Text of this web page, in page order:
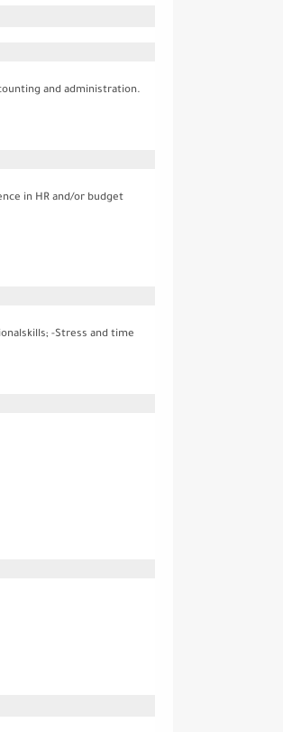
and administration.
in HR and/or budget
-Stress and time